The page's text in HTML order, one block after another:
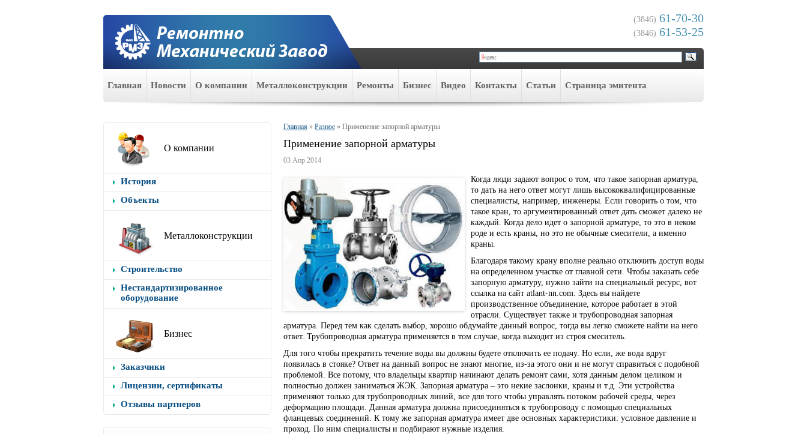
(3846) 61-70-30
(3846) 61-53-25
Главная Новости О компании Металлоконструкции Ремонты Бизнес Видео Контакты Статьи Cтраница эмитента
О компании
История
Объекты
Металлоконструкции
Строительство
Нестандартизированное
оборудование
Бизнес
Заказчики
Лицензии, сертификаты
Отзывы партнеров
Главная » Разное » Применение запорной арматуры
Применение запорной арматуры
03 Апр 2014
Когда люди задают вопрос о том, что такое запорная арматура,
то дать на него ответ могут лишь высококвалифицированные
специалисты, например, инженеры. Если говорить о том, что
такое кран, то аргументированный ответ дать сможет далеко не
каждый. Когда дело идет о запорной арматуре, то это в неком
роде и есть краны, но это не обычные смесители, а именно
краны.
Благодаря такому крану вполне реально отключить доступ воды
на определенном участке от главной сети. Чтобы заказать себе
запорную арматуру, нужно зайти на специальный ресурс, вот
ссылка на сайт atlant-nn.com. Здесь вы найдете
производственное объединение, которое работает в этой
отрасли. Существует также и трубопроводная запорная
арматура. Перед тем как сделать выбор, хорошо обдумайте данный вопрос, тогда вы легко сможете найти на него
ответ. Трубопроводная арматура применяется в том случае, когда выходит из строя смеситель.
Для того чтобы прекратить течение воды вы должны будете отключить ее подачу. Но если, же вода вдруг
появилась в стояке? Ответ на данный вопрос не знают многие, из-за этого они и не могут справиться с подобной
проблемой. Все потому, что владельцы квартир начинают делать ремонт сами, хотя данным делом целиком и
полностью должен заниматься ЖЭК. Запорная арматура – это некие заслонки, краны и т.д. Эти устройства
применяют только для трубопроводных линий, все для того чтобы управлять потоком рабочей среды, через
деформацию площади. Данная арматура должна присоединяться к трубопроводу с помощью специальных
фланцевых соединений. К тому же запорная арматура имеет две основных характеристики: условное давление и
проход. По ним специалисты и подбирают нужные изделия.